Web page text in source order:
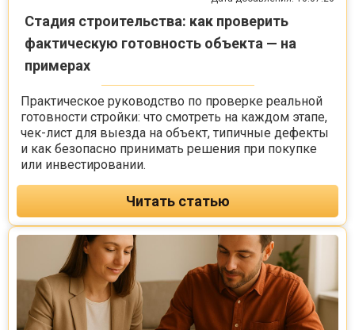
Стадия строительства: как проверить
фактическую готовность объекта — на
примерах
Практическое руководство по проверке реальной
готовности стройки: что смотреть на каждом этапе,
чек-лист для выезда на объект, типичные дефекты
и как безопасно принимать решения при покупке
или инвестировании.
Читать статью